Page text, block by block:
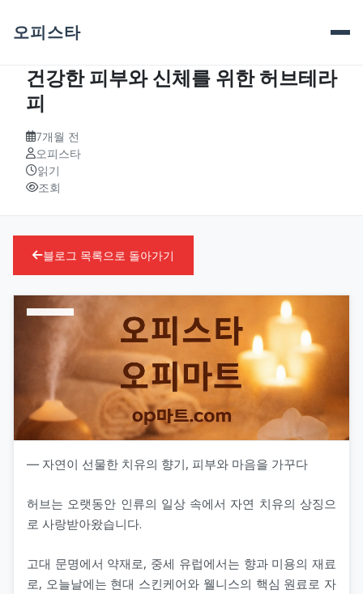
오피스타
건강한 피부와 신체를 위한 허브테라
피
7개월 전
오피스타
읽기
조회
블로그 목록으로 돌아가기
― 자연이 선물한 치유의 향기, 피부와 마음을 가꾸다
허브는 오랫동안 인류의 일상 속에서 자연 치유의 상징으
로 사랑받아왔습니다.
고대 문명에서 약재로, 중세 유럽에서는 향과 미용의 재료
로, 오늘날에는 현대 스킨케어와 웰니스의 핵심 원료로 자